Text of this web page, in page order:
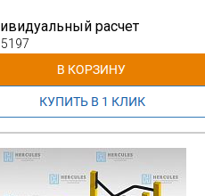
расчет